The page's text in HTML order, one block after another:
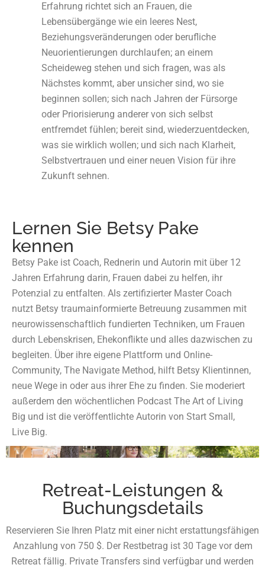
Erfahrung richtet sich an Frauen, die
Lebensübergänge wie ein leeres Nest,
Beziehungsveränderungen oder berufliche
Neuorientierungen durchlaufen; an einem
Scheideweg stehen und sich fragen, was als
Nächstes kommt, aber unsicher sind, wo sie
beginnen sollen; sich nach Jahren der Fürsorge
oder Priorisierung anderer von sich selbst
entfremdet fühlen; bereit sind, wiederzuentdecken,
was sie wirklich wollen; und sich nach Klarheit,
Selbstvertrauen und einer neuen Vision für ihre
Zukunft sehnen.
Lernen Sie Betsy Pake
kennen
Betsy Pake ist Coach, Rednerin und Autorin mit über 12
Jahren Erfahrung darin, Frauen dabei zu helfen, ihr
Potenzial zu entfalten. Als zertifizierter Master Coach
nutzt Betsy traumainformierte Betreuung zusammen mit
neurowissenschaftlich fundierten Techniken, um Frauen
durch Lebenskrisen, Ehekonflikte und alles dazwischen zu
begleiten. Über ihre eigene Plattform und Online-
Community, The Navigate Method, hilft Betsy Klientinnen,
neue Wege in oder aus ihrer Ehe zu finden. Sie moderiert
außerdem den wöchentlichen Podcast The Art of Living
Big und ist die veröffentlichte Autorin von Start Small,
Live Big.
Retreat-Leistungen &
Buchungsdetails
Reservieren Sie Ihren Platz mit einer nicht erstattungsfähigen
Anzahlung von 750 $. Der Restbetrag ist 30 Tage vor dem
Retreat fällig. Private Transfers sind verfügbar und werden